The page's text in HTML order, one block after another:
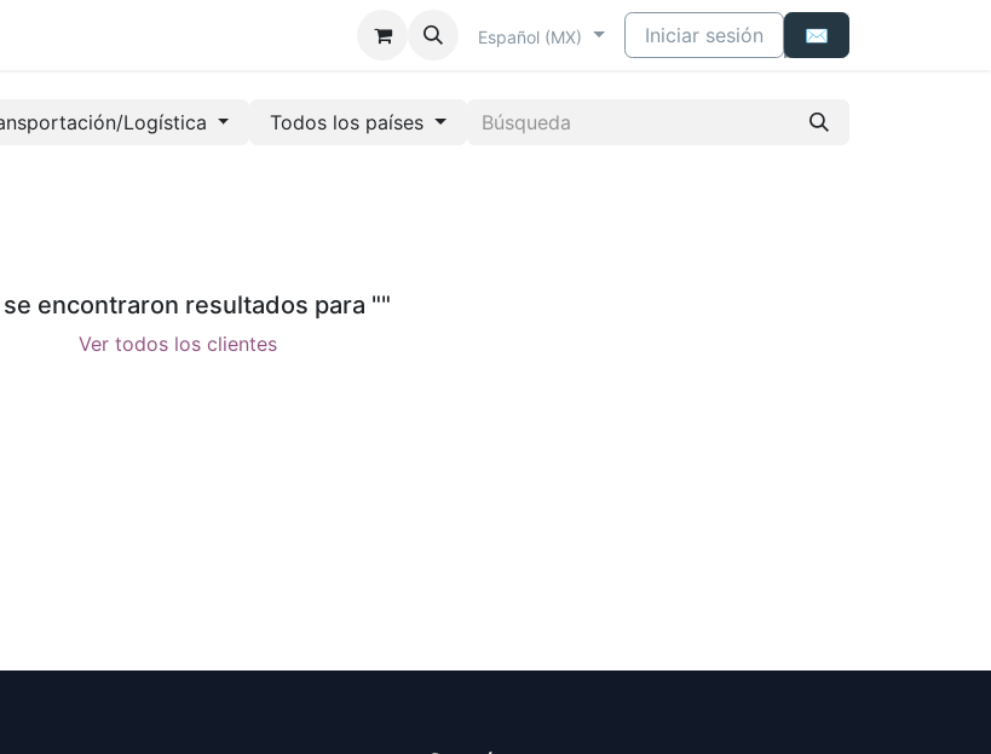
Warranty Español (MX) Iniciar sesión ✉️
Logística Todos los países
se encontraron resultados para ""
Ver todos los clientes